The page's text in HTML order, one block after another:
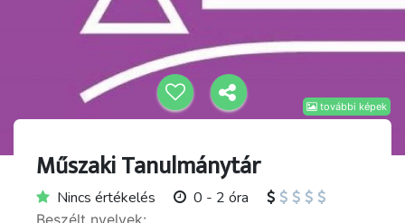
további képek
Műszaki Tanulmánytár
Nincs értékelés 0 - 2 óra